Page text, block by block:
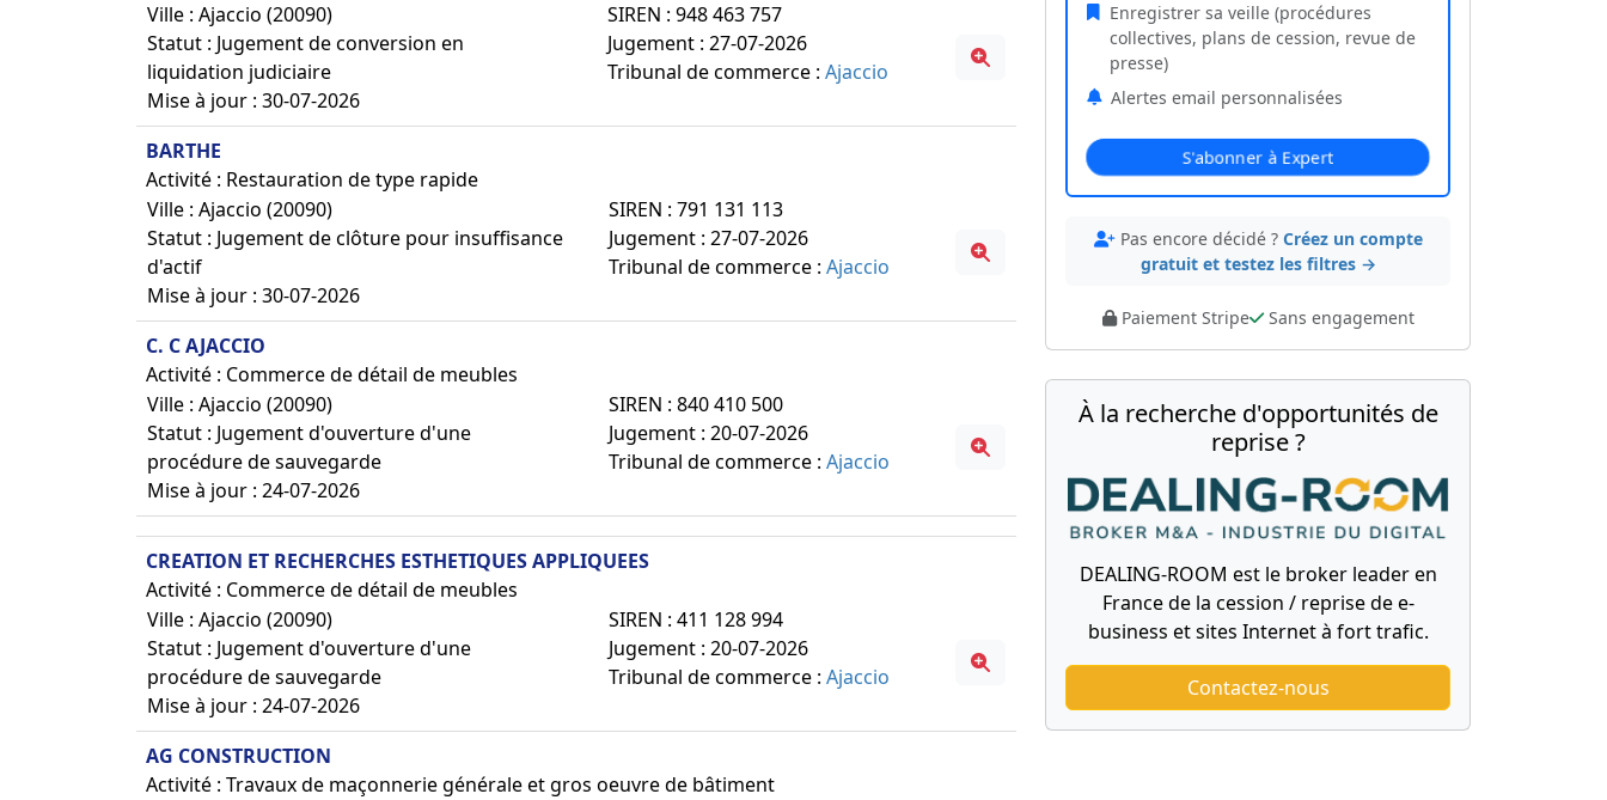
Ville : Ajaccio (20090)
Statut : Jugement de conversion en
liquidation judiciaire
Mise à jour : 30-07-2026
SIREN : 948 463 757
Jugement : 27-07-2026
Tribunal de commerce : Ajaccio
BARTHE
Activité : Restauration de type rapide
Ville : Ajaccio (20090)
Statut : Jugement de clôture pour insuffisance
d'actif
Mise à jour : 30-07-2026
SIREN : 791 131 113
Jugement : 27-07-2026
Tribunal de commerce : Ajaccio
C. C AJACCIO
Activité : Commerce de détail de meubles
Ville : Ajaccio (20090)
Statut : Jugement d'ouverture d'une
procédure de sauvegarde
Mise à jour : 24-07-2026
SIREN : 840 410 500
Jugement : 20-07-2026
Tribunal de commerce : Ajaccio
CREATION ET RECHERCHES ESTHETIQUES APPLIQUEES
Activité : Commerce de détail de meubles
Ville : Ajaccio (20090)
Statut : Jugement d'ouverture d'une
procédure de sauvegarde
Mise à jour : 24-07-2026
SIREN : 411 128 994
Jugement : 20-07-2026
Tribunal de commerce : Ajaccio
AG CONSTRUCTION
Activité : Travaux de maçonnerie générale et gros oeuvre de bâtiment
Enregistrer sa veille (procédures
collectives, plans de cession, revue de
presse)
Alertes email personnalisées
S'abonner à Expert
Pas encore décidé ? Créez un compte
gratuit et testez les filtres →
Paiement Stripe Sans engagement
À la recherche d'opportunités de
reprise ?
DEALING-ROOM est le broker leader en
France de la cession / reprise de e-
business et sites Internet à fort trafic.
Contactez-nous